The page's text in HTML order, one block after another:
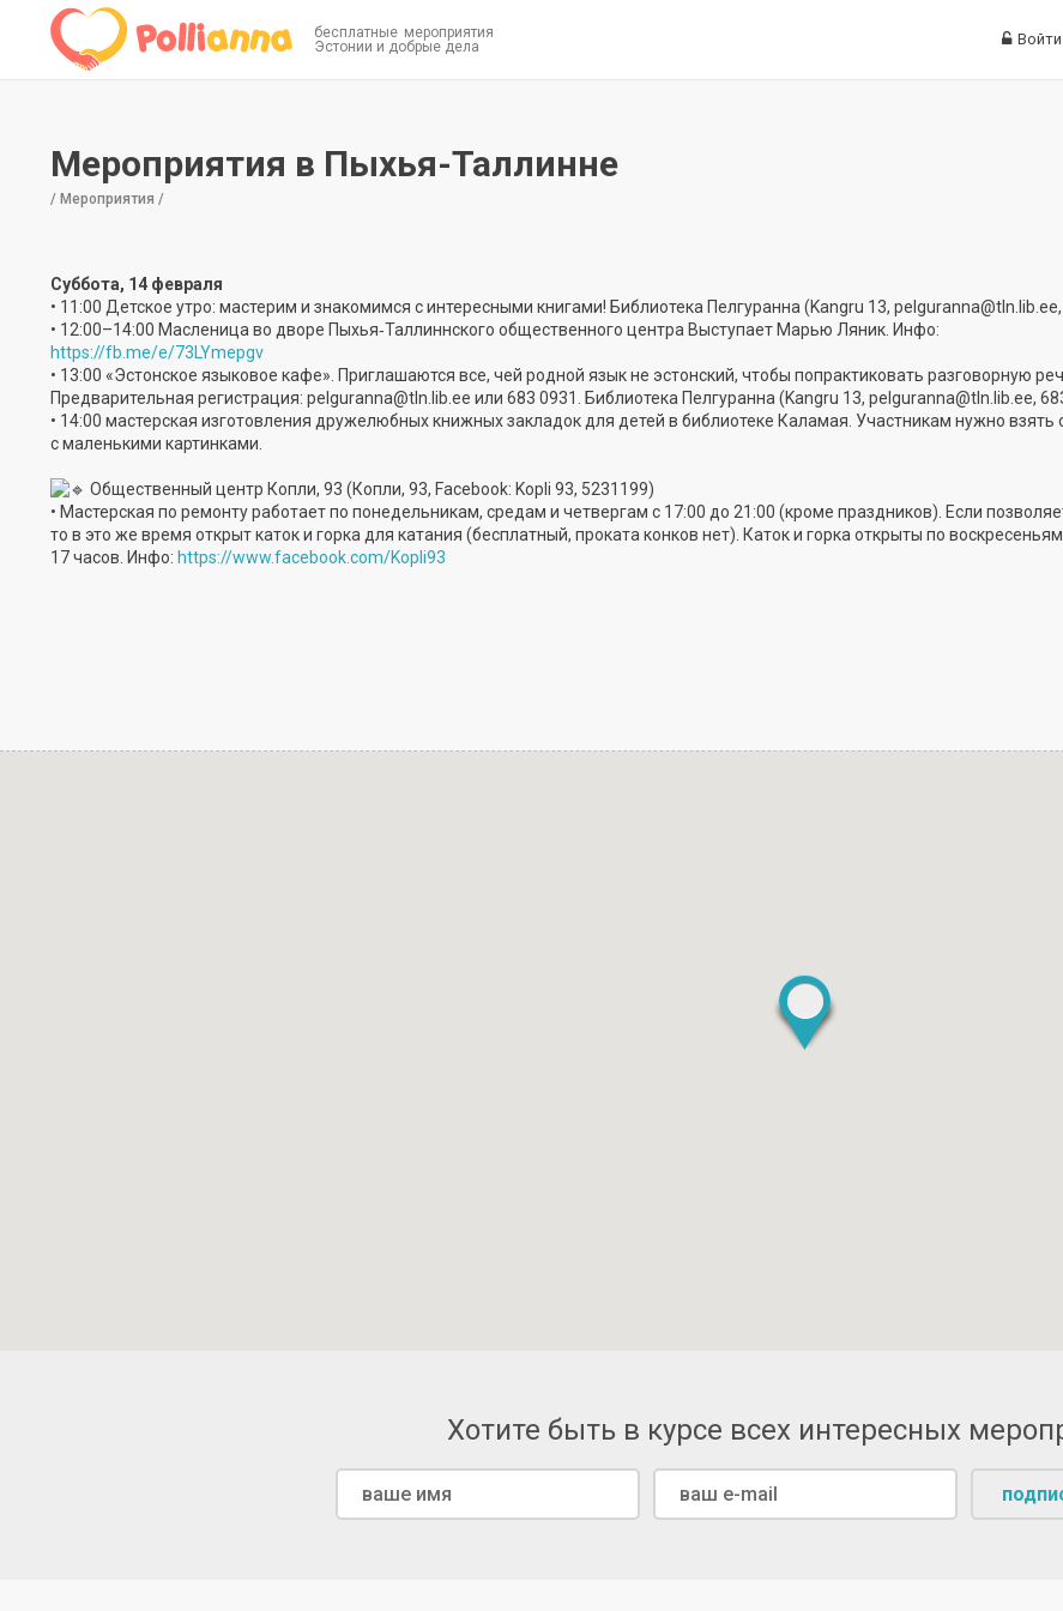
бесплатные мероприятия
Эстонии и добрые дела
Войти
Мероприятия в Пыхья-Таллинне
/ Мероприятия /
Суббота, 14 февраля
• 11:00 Детское утро: мастерим и знакомимся с интересными книгами! Библиотека Пелгуранна (Kangru 13,
• 12:00–14:00 Масленица во дворе Пыхья‑Таллиннского общественного центра Выступает Марью Ляник. Инфо:
https://fb.me/e/73LYmepgv
• 13:00 «Эстонское языковое кафе». Приглашаются все, чей родной язык не эстонский, чтобы попрактиковать разговорную
Предварительная регистрация: pelguranna@tln.lib.ee или 683 0931. Библиотека Пелгуранна (Kangru 13, pelguranna@tln.lib.ee,
• 14:00 мастерская изготовления дружелюбных книжных закладок для детей в библиотеке Каламая. Участникам нужно взять
с маленькими картинками.
Общественный центр Копли, 93 (Копли, 93, Facebook: Kopli 93, 5231199)
• Мастерская по ремонту работает по понедельникам, средам и четвергам с 17:00 до 21:00 (кроме праздников). Если
то в это же время открыт каток и горка для катания (бесплатный, проката конков нет). Каток и горка открыты по
17 часов. Инфо: https://www.facebook.com/Kopli93
Хотите быть в курсе всех интересных